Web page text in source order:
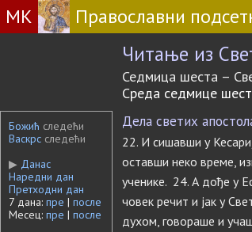
МК Православни
Читање из
Седмица шеста –
Среда седмице
Божић следећи
Васкрс следећи
▶ Данас
Наредни дан
Претходни дан
7 дана: пре | после
Месец: пре | после
Дела светих
22. И сишавши у
оставши неко време,
ученике. 24. А дође у
човек речит и јак у
духом, говораше и